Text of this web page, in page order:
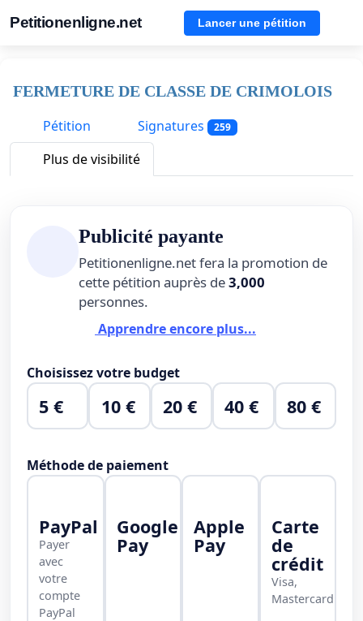
Petitionenligne.net Lancer une pétition
FERMETURE DE CLASSE DE CRIMOLOIS
Pétition
Signatures 259
Plus de visibilité
Publicité payante
Petitionenligne.net fera la promotion de
cette pétition auprès de3,000
personnes.
Apprendre encore plus...
Choisissez votre budget
5 € 10 € 20 € 40 € 80 €
Méthode de paiement
PayPal
Payer
avec
votre
compte
PayPal
Google
Pay
Apple
Pay
Carte
de
crédit
Visa,
Mastercard